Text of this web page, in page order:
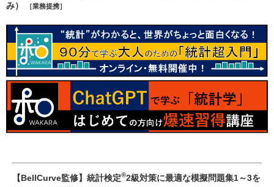
み）
［業務提携］
【BellCurve監修】統計検定®2級対策に最適な模擬問題集1～3を